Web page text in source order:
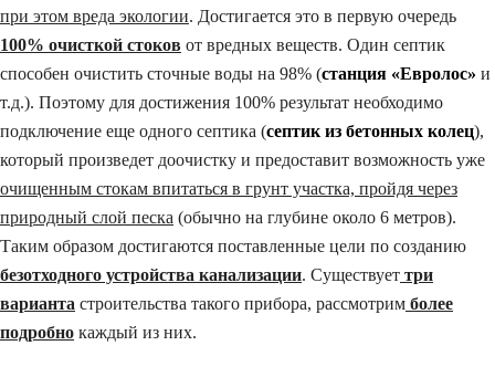
при этом вреда экологии. Достигается это в первую очередь
100% очисткой стоков от вредных веществ. Один септик
способен очистить сточные воды на 98% (станция «Евролос» и
т.д.). Поэтому для достижения 100% результат необходимо
подключение еще одного септика (септик из бетонных колец),
который произведет доочистку и предоставит возможность уже
очищенным стокам впитаться в грунт участка, пройдя через
природный слой песка (обычно на глубине около 6 метров).
Таким образом достигаются поставленные цели по созданию
безотходного устройства канализации. Существует три
варианта строительства такого прибора, рассмотрим более
подробно каждый из них.